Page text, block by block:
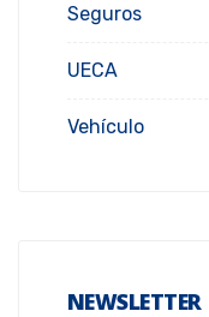
Seguros
UECA
Vehículo
NEWSLETTER